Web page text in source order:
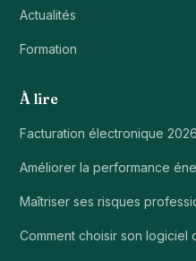
Actualités
Formation
À lire
Facturation électronique
Améliorer la performance
Maîtriser ses risques
Comment choisir son logiciel